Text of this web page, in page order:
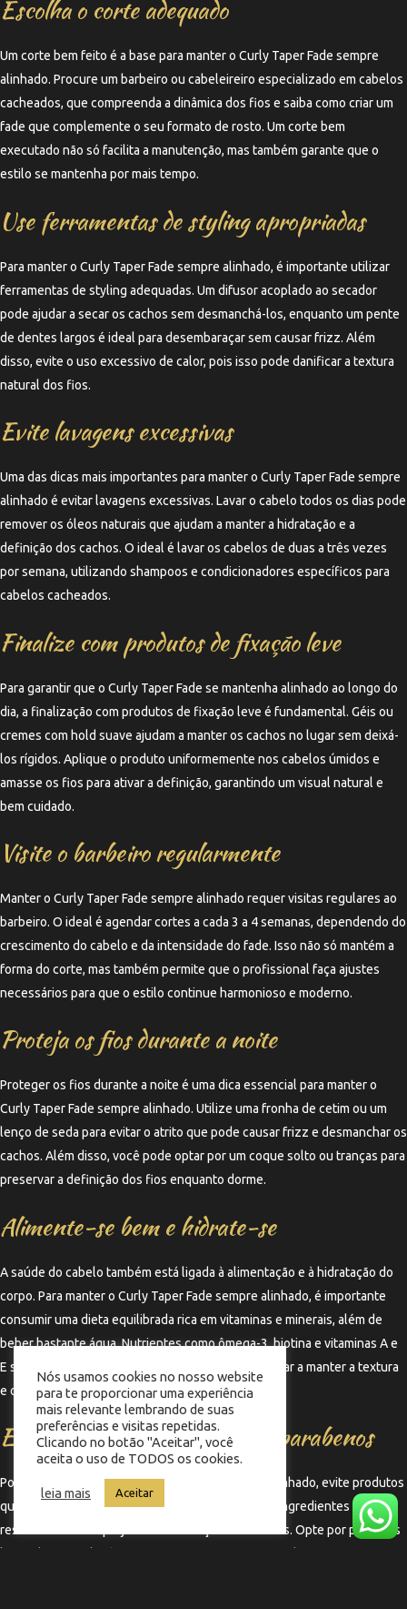
Escolha o corte adequado
Um corte bem feito é a base para manter o Curly Taper Fade sempre
alinhado. Procure um barbeiro ou cabeleireiro especializado em cabelos
cacheados, que compreenda a dinâmica dos fios e saiba como criar um
fade que complemente o seu formato de rosto. Um corte bem
executado não só facilita a manutenção, mas também garante que o
estilo se mantenha por mais tempo.
Use ferramentas de styling apropriadas
Para manter o Curly Taper Fade sempre alinhado, é importante utilizar
ferramentas de styling adequadas. Um difusor acoplado ao secador
pode ajudar a secar os cachos sem desmanchá-los, enquanto um pente
de dentes largos é ideal para desembaraçar sem causar frizz. Além
disso, evite o uso excessivo de calor, pois isso pode danificar a textura
natural dos fios.
Evite lavagens excessivas
Uma das dicas mais importantes para manter o Curly Taper Fade sempre
alinhado é evitar lavagens excessivas. Lavar o cabelo todos os dias pode
remover os óleos naturais que ajudam a manter a hidratação e a
definição dos cachos. O ideal é lavar os cabelos de duas a três vezes
por semana, utilizando shampoos e condicionadores específicos para
cabelos cacheados.
Finalize com produtos de fixação leve
Para garantir que o Curly Taper Fade se mantenha alinhado ao longo do
dia, a finalização com produtos de fixação leve é fundamental. Géis ou
cremes com hold suave ajudam a manter os cachos no lugar sem deixá-
los rígidos. Aplique o produto uniformemente nos cabelos úmidos e
amasse os fios para ativar a definição, garantindo um visual natural e
bem cuidado.
Visite o barbeiro regularmente
Manter o Curly Taper Fade sempre alinhado requer visitas regulares ao
barbeiro. O ideal é agendar cortes a cada 3 a 4 semanas, dependendo do
crescimento do cabelo e da intensidade do fade. Isso não só mantém a
forma do corte, mas também permite que o profissional faça ajustes
necessários para que o estilo continue harmonioso e moderno.
Proteja os fios durante a noite
Proteger os fios durante a noite é uma dica essencial para manter o
Curly Taper Fade sempre alinhado. Utilize uma fronha de cetim ou um
lenço de seda para evitar o atrito que pode causar frizz e desmanchar os
cachos. Além disso, você pode optar por um coque solto ou tranças para
preservar a definição dos fios enquanto dorme.
Alimente-se bem e hidrate-se
A saúde do cabelo também está ligada à alimentação e à hidratação do
corpo. Para manter o Curly Taper Fade sempre alinhado, é importante
consumir uma dieta equilibrada rica em vitaminas e minerais, além de
beber bastante água. Nutrientes como ômega-3, biotina e vitaminas A e
E são essenciais para a saúde capilar e podem ajudar a manter a textura
e o brilho dos cachos.
Evite produtos com sulfatos e parabenos
Por fim, para manter o Curly Taper Fade sempre alinhado, evite produtos
que contenham sulfatos e parabenos, pois esses ingredientes podem
ressecar os fios e prejudicar a definição dos cachos. Opte por produtos
Nós usamos cookies no nosso website
para te proporcionar uma experiência
mais relevante lembrando de suas
preferências e visitas repetidas.
Clicando no botão "Aceitar", você
aceita o uso de TODOS os cookies.
leia mais Aceitar